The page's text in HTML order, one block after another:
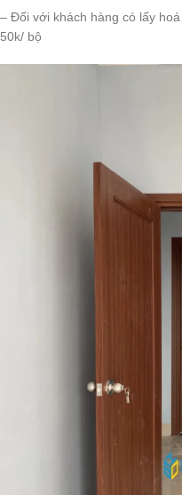
– Đối với khách hàng có lấy
50k/ bộ